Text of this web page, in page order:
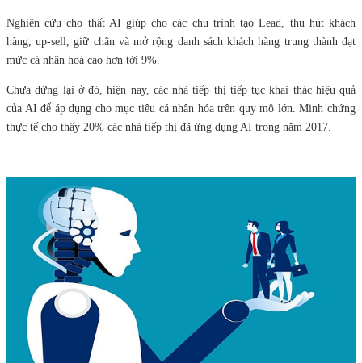
Nghiên cứu cho thất AI giúp cho các chu trình tạo Lead, thu hút khách
hàng, up-sell, giữ chân và mở rộng danh sách khách hàng trung thành đạt
mức cá nhân hoá cao hơn tới 9%.
Chưa dừng lại ở đó, hiện nay, các nhà tiếp thị tiếp tục khai thác hiệu quả
của AI để áp dụng cho mục tiêu cá nhân hóa trên quy mô lớn. Minh chứng
thực tế cho thấy 20% các nhà tiếp thị đã ứng dụng AI trong năm 2017.